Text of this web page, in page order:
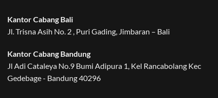
Kantor Cabang Bali
Jl. Trisna Asih No. 2 , Puri Gading, Jimbaran – Bali
Kantor Cabang Bandung
Jl Adi Cataleya No.9 Bumi Adipura 1, Kel Rancabolang Kec
Gedebage - Bandung 40296